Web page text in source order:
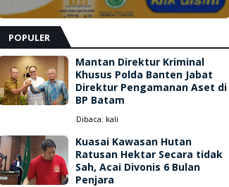
POPULER
Mantan Direktur Kriminal
Khusus Polda Banten Jabat
Direktur Pengamanan Aset di
BP Batam
Dibaca: kali
Kuasai Kawasan Hutan
Ratusan Hektar Secara tidak
Sah, Acai Divonis 6 Bulan
Penjara